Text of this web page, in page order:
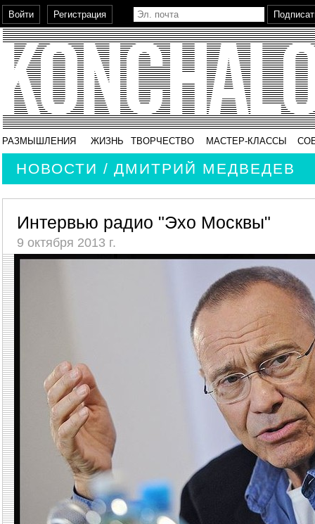
РАЗМЫШЛЕНИЯ ЖИЗНЬ ТВОРЧЕСТВО МАСТЕР-КЛАССЫ
НОВОСТИ / ДМИТРИЙ МЕДВЕДЕВ
Интервью радио "Эхо Москвы"
9 октября 2013 г.